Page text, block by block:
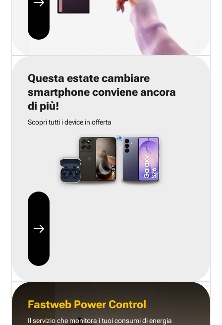
Questa estate cambiare
smartphone conviene ancora
di più!
Scopri tutti i device in offerta
Fastweb Power Control
Il servizio che monitora i tuoi consumi di energia